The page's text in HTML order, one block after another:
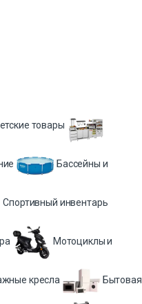
товары
Бассейны и
Спортивный инвентарь
Мотоциклы и
кресла Бытовая